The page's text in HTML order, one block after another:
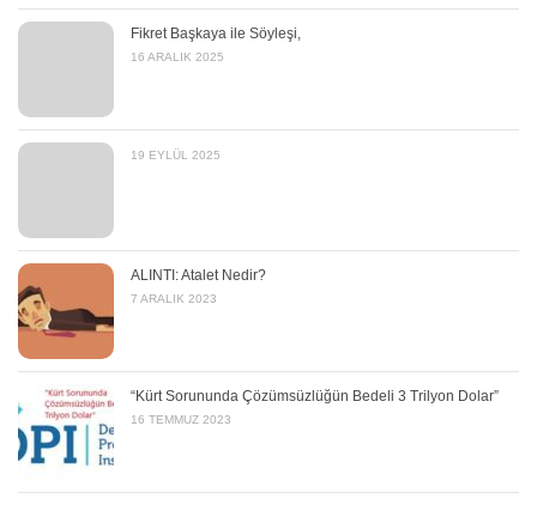
Fikret Başkaya ile Söyleşi,
16 ARALIK 2025
19 EYLÜL 2025
ALINTI: Atalet Nedir?
7 ARALIK 2023
“Kürt Sorununda Çözümsüzlüğün Bedeli 3 Trilyon Dolar”
16 TEMMUZ 2023